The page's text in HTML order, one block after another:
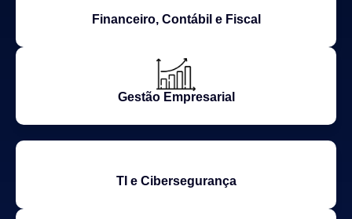
Financeiro, Contábil e Fiscal
Gestão Empresarial
TI e Cibersegurança